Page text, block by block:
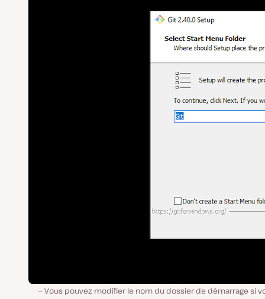
Vous pouvez modifier le nom du dossier de démarrage si